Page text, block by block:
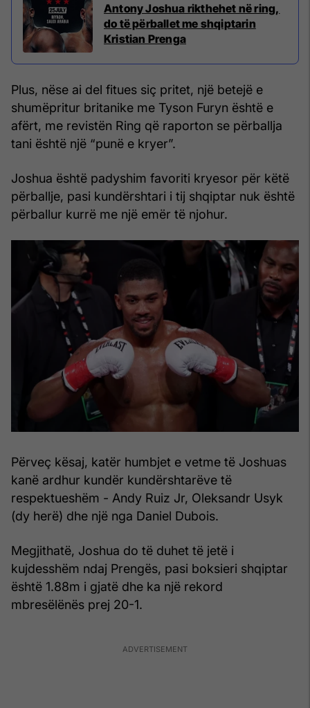
Antony Joshua rikthehet në ring,
do të përballet me shqiptarin
Kristian Prenga
Plus, nëse ai del fitues siç pritet, një betejë e
shumëpritur britanike me Tyson Furyn është e
afërt, me revistën Ring që raporton se përballja
tani është një “punë e kryer”.
Joshua është padyshim favoriti kryesor për këtë
përballje, pasi kundërshtari i tij shqiptar nuk është
përballur kurrë me një emër të njohur.
Përveç kësaj, katër humbjet e vetme të Joshuas
kanë ardhur kundër kundërshtarëve të
respektueshëm - Andy Ruiz Jr, Oleksandr Usyk
(dy herë) dhe një nga Daniel Dubois.
Megjithatë, Joshua do të duhet të jetë i
kujdesshëm ndaj Prengës, pasi boksieri shqiptar
është 1.88m i gjatë dhe ka një rekord
mbresëlënës prej 20-1.